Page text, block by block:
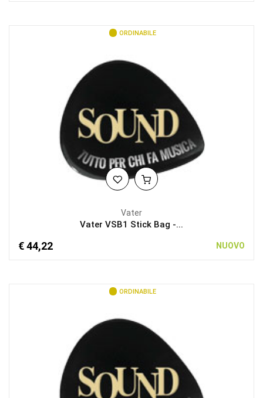
ORDINABILE
Vater
Vater VSB1 Stick Bag -...
€ 44,22 NUOVO
ORDINABILE